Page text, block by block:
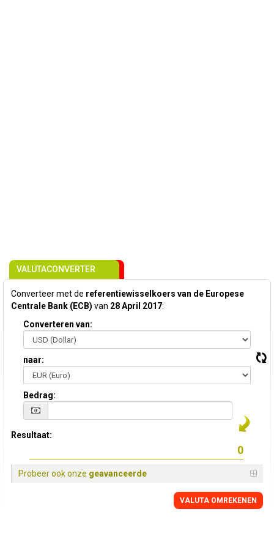
VALUTACONVERTER
Converteer met de referentiewisselkoers van de Europese
Centrale Bank (ECB) van 28 April 2017:
Converteren van:
naar:
Bedrag:
Resultaat:
Probeer ook onze geavanceerde
VALUTA OMREKENEN